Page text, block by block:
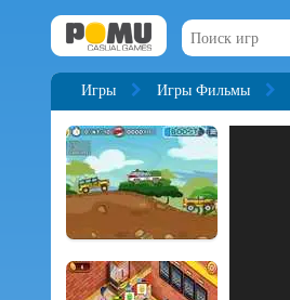
Игры Игры Фильмы